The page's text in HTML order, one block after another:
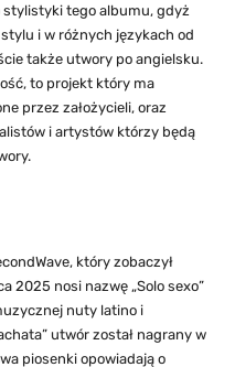
stylistyki tego albumu, gdyż
i w różnych językach od
także utwory po angielsku.
to projekt który ma
przez założycieli, oraz
i artystów którzy będą
który zobaczył
2025 nosi nazwę „Solo sexo”
nuty latino i
utwór został nagrany w
piosenki opowiadają o